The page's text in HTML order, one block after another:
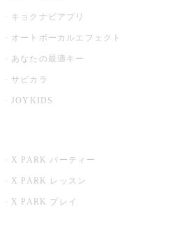
キョクナビアプリ
オートボーカルエフェクト
あなたの最適キー
サビカラ
JOYKIDS
X PARK パーティー
X PARK レッスン
X PARK プレイ